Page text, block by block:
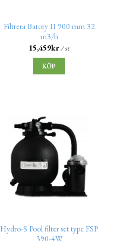
Filtrera Batory II 900 mm 32
m3/h
15,459kr / st
KÖP
Hydro-S Pool filter set type FSP
390-4W